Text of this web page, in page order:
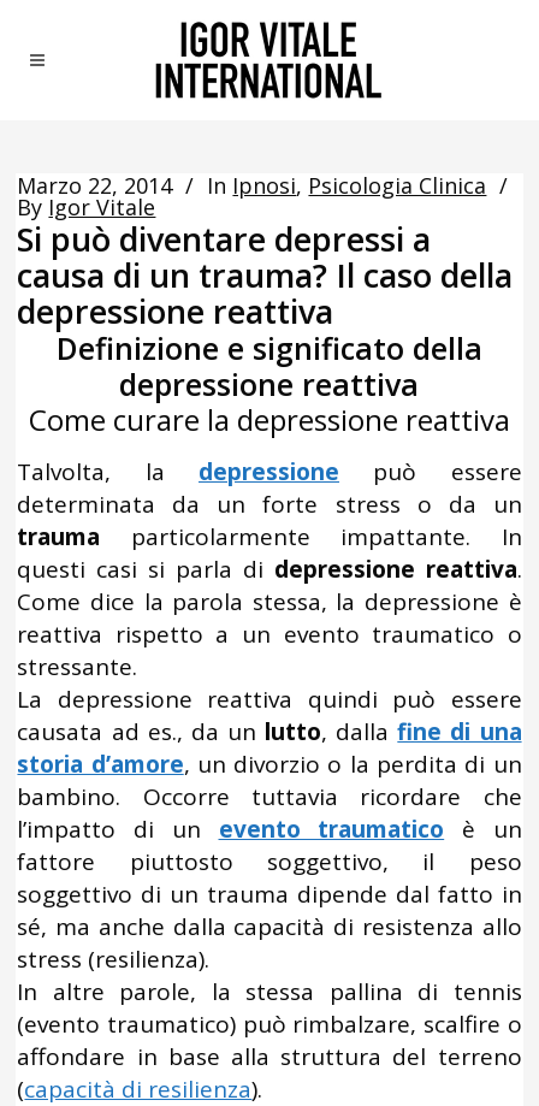
Marzo 22, 2014 In Ipnosi, Psicologia Clinica
By Igor Vitale
Si può diventare depressi a
causa di un trauma? Il caso della
depressione reattiva
Definizione e significato della
depressione reattiva
Come curare la depressione reattiva
Talvolta, la depressione può essere
determinata da un forte stress o da un
trauma particolarmente impattante. In
questi casi si parla di depressione reattiva.
Come dice la parola stessa, la depressione è
reattiva rispetto a un evento traumatico o
stressante.
La depressione reattiva quindi può essere
causata ad es., da un lutto, dallafine di una
storia d’amore, un divorzio o la perdita di un
bambino. Occorre tuttavia ricordare che
l’impatto di un evento traumatico è un
fattore piuttosto soggettivo, il peso
soggettivo di un trauma dipende dal fatto in
sé, ma anche dalla capacità di resistenza allo
stress (resilienza).
In altre parole, la stessa pallina di tennis
(evento traumatico) può rimbalzare, scalfire o
affondare in base alla struttura del terreno
(capacità di resilienza).